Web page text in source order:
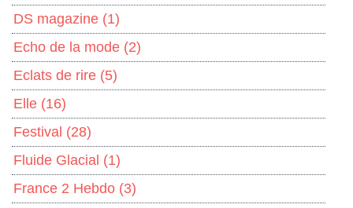
DS magazine (1)
Echo de la mode (2)
Eclats de rire (5)
Elle (16)
Festival (28)
Fluide Glacial (1)
France 2 Hebdo (3)